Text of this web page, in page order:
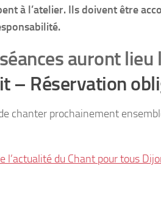
à l’atelier. Ils doivent être
auront
– Réservation
chanter prochainement
l’actualité du Chant pour tous